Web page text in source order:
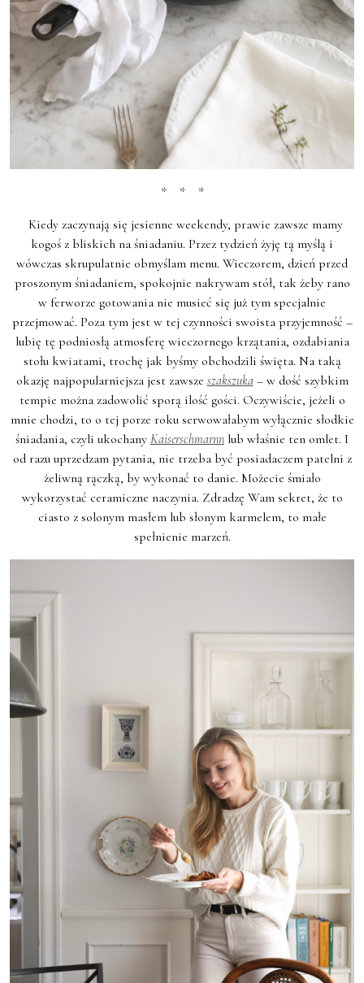
* * *
Kiedy zaczynają się jesienne weekendy, prawie zawsze mamy
kogoś z bliskich na śniadaniu. Przez tydzień żyję tą myślą i
wówczas skrupulatnie obmyślam menu. Wieczorem, dzień przed
proszonym śniadaniem, spokojnie nakrywam stół, tak żeby rano
w ferworze gotowania nie musieć się już tym specjalnie
przejmować. Poza tym jest w tej czynności swoista przyjemność –
lubię tę podniosłą atmosferę wieczornego krzątania, ozdabiania
stołu kwiatami, trochę jak byśmy obchodzili święta. Na taką
okazję najpopularniejsza jest zawsze szakszuka– w dość szybkim
tempie można zadowolić sporą ilość gości. Oczywiście, jeżeli o
mnie chodzi, to o tej porze roku serwowałabym wyłącznie słodkie
śniadania, czyli ukochany Kaiserschmarnn lub właśnie ten omlet. I
od razu uprzedzam pytania, nie trzeba być posiadaczem patelni z
żeliwną rączką, by wykonać to danie. Możecie śmiało
wykorzystać ceramiczne naczynia. Zdradzę Wam sekret, że to
ciasto z solonym masłem lub słonym karmelem, to małe
spełnienie marzeń.